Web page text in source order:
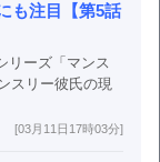
も注目【第5話
リーズ「マンス
スリー彼氏の現
[03月11日17時03分]